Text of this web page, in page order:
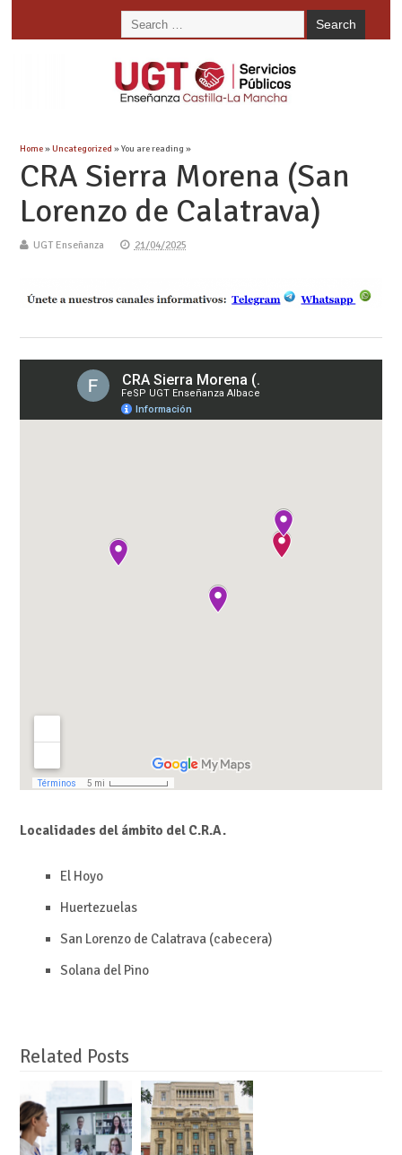
Home»Uncategorized » You are reading »
CRA Sierra Morena (San
Lorenzo de Calatrava)
UGT Enseñanza 21/04/2025
Localidades del ámbito del C.R.A.
El Hoyo
Huertezuelas
San Lorenzo de Calatrava (cabecera)
Solana del Pino
Related Posts